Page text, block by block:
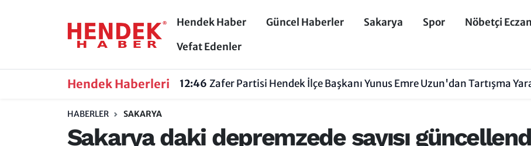
Hendek Haber Güncel Haberler Sakarya Spor
Nöbetçi
Vefat Edenler
Hendek Haberleri 12:46 Zafer Partisi Hendek İlçe Başkanı Yunus Emre Uzun'dan Tartışma
HABERLER SAKARYA
Sakarya daki depremzede sayısı
Hendek Haber
Hendek Haber
Sakarya
Sakarya Nöbetçi Eczaneler
Süper Lig Puan Durumu ve Fikstür